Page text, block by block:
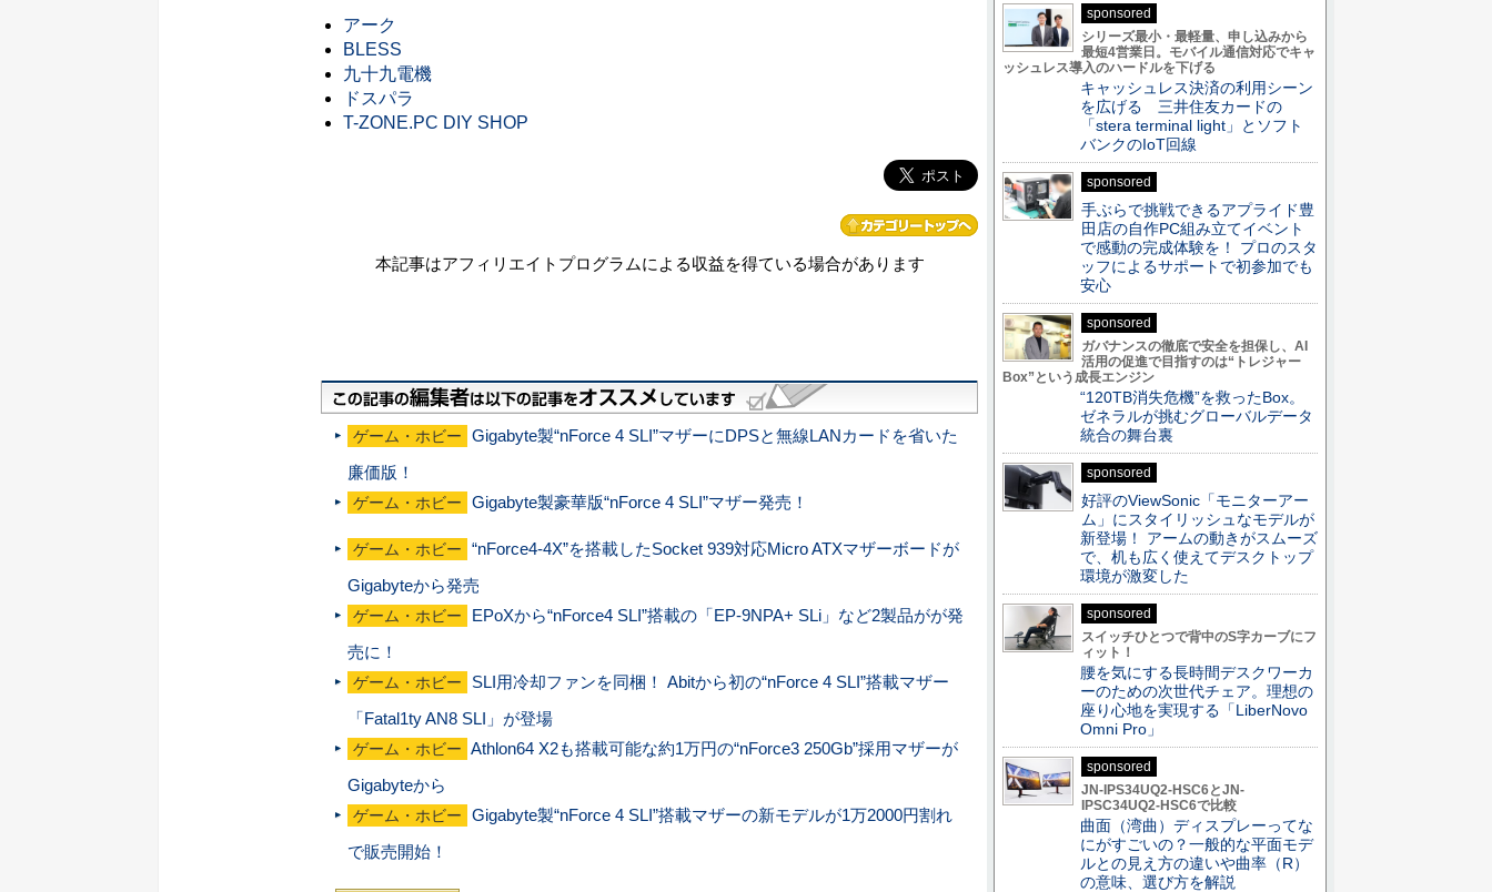
アーク
BLESS
九十九電機
ドスパラ
T-ZONE.PC DIY SHOP
本記事はアフィリエイトプログラムによる収益を得ている場合があります
ゲーム・ホビー
Gigabyte製“nForce 4 SLI”マザーにDPSと無線LANカードを省いた
廉価版！
ゲーム・ホビー Gigabyte製豪華版“nForce 4 SLI”マザー発売！
ゲーム・ホビー
“nForce4-4X”を搭載したSocket 939対応Micro ATXマザーボードが
Gigabyteから発売
ゲーム・ホビー
EPoXから“nForce4 SLI”搭載の「EP-9NPA+ SLi」など2製品がが発
売に！
ゲーム・ホビー
SLI用冷却ファンを同梱！ Abitから初の“nForce 4 SLI”搭載マザー
「Fatal1ty AN8 SLI」が登場
ゲーム・ホビー Athlon64 X2も搭載可能な約1万円の“nForce3 250Gb”採用マザーが
Gigabyteから
ゲーム・ホビー
Gigabyte製“nForce 4 SLI”搭載マザーの新モデルが1万2000円割れ
で販売開始！
sponsored
シリーズ最小・最軽量、申し込みから
最短4営業日。モバイル通信対応でキャ
ッシュレス導入のハードルを下げる
キャッシュレス決済の利用シーン
を広げる 三井住友カードの
「stera terminal light」とソフト
バンクのIoT回線
sponsored
手ぶらで挑戦できるアプライド豊
田店の自作PC組み立てイベント
で感動の完成体験を！ プロのスタ
ッフによるサポートで初参加でも
安心
sponsored
ガバナンスの徹底で安全を担保し、AI
活用の促進で目指すのは“トレジャー
Box”という成長エンジン
“120TB消失危機”を救ったBox。
ゼネラルが挑むグローバルデータ
統合の舞台裏
sponsored
好評のViewSonic「モニターアー
ム」にスタイリッシュなモデルが
新登場！ アームの動きがスムーズ
で、机も広く使えてデスクトップ
環境が激変した
sponsored
スイッチひとつで背中のS字カーブにフ
ィット！
腰を気にする長時間デスクワーカ
ーのための次世代チェア。理想の
座り心地を実現する「LiberNovo
Omni Pro」
sponsored
JN-IPS34UQ2-HSC6とJN-
IPSC34UQ2-HSC6で比較
曲面（湾曲）ディスプレーってな
にがすごいの？一般的な平面モデ
ルとの見え方の違いや曲率（R）
の意味、選び方を解説